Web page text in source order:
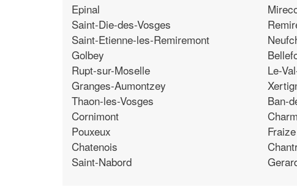
Epinal
Saint-Die-des-Vosges
Saint-Etienne-les-Remiremont
Golbey
Rupt-sur-Moselle
Granges-Aumontzey
Thaon-les-Vosges
Cornimont
Pouxeux
Chatenois
Saint-Nabord
Le-
Ban-
Fraize